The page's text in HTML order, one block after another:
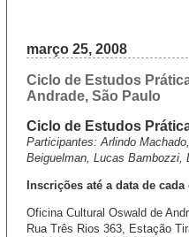
março 25, 2008
Ciclo de Estudos
Andrade, São Paulo
Ciclo de Estudos
Participantes: Arlindo
Beiguelman, Lucas
Inscrições até a data de
Oficina Cultural Oswald de
Rua Três Rios 363, Estação